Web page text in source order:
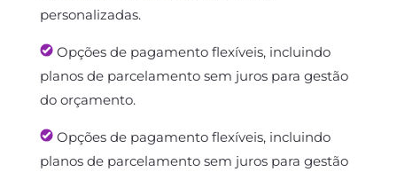
personalizadas.
Opções de pagamento flexíveis, incluindo
planos de parcelamento sem juros para gestão
do orçamento.
Opções de pagamento flexíveis, incluindo
planos de parcelamento sem juros para gestão